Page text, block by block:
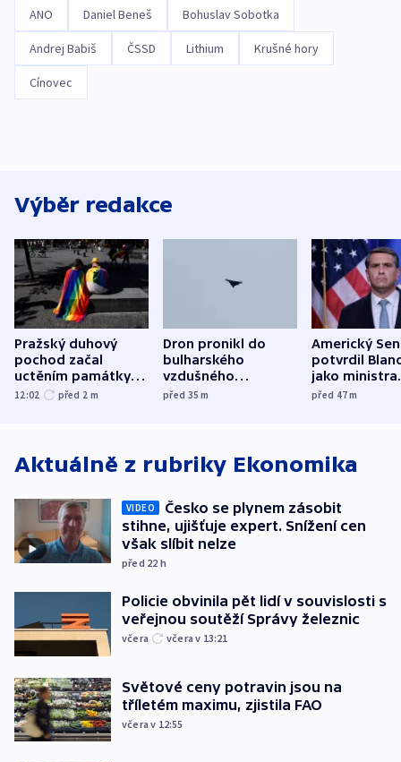
ANO Daniel Beneš Bohuslav Sobotka
Andrej Babiš ČSSD Lithium Krušné hory
Cínovec
Výběr redakce
Pražský duhový
pochod začal
uctěním památky
obětí berlínského
12:02 před 2 m
Dron pronikl do
bulharského
vzdušného
prostoru,
před 35m
Americký
potvrdil
jako ministra
před 47m
Aktuálně z rubriky Ekonomika
VIDEO
Česko se plynem zásobit
stihne, ujišťuje expert. Snížení cen
však slíbit nelze
před 22 h
Policie obvinila pět lidí v souvislosti s
veřejnou soutěží Správy železnic
včera včera v 13:21
Světové ceny potravin jsou na
tříletém maximu, zjistila FAO
včera v 12:55